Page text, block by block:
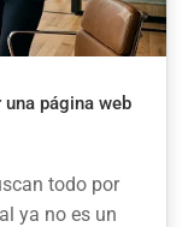
página web
todo por
ya no es un